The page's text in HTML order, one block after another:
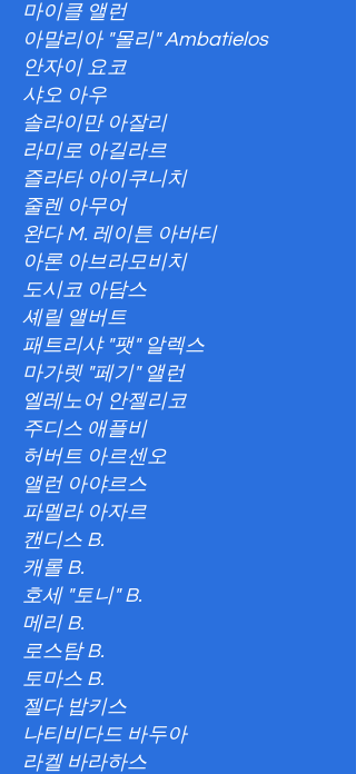
마이클 앨런
아말리아 "몰리" Ambatielos
안자이 요코
샤오 아우
솔라이만 아잘리
라미로 아길라르
즐라타 아이쿠니치
줄렌 아무어
완다 M. 레이튼 아바티
아론 아브라모비치
도시코 아담스
셰릴 앨버트
패트리샤 "팻" 알렉스
마가렛 "페기" 앨런
엘레노어 안젤리코
주디스 애플비
허버트 아르센오
앨런 아야르스
파멜라 아자르
캔디스 B.
캐롤 B.
호세 "토니" B.
메리 B.
로스탐 B.
토마스 B.
젤다 밥키스
나티비다드 바두아
라켈 바라하스